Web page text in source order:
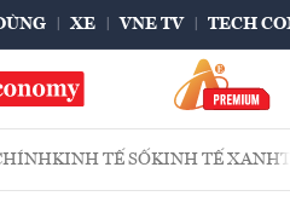
XE VNE TV TECH
KINH TẾ SỐKINH TẾ XANH